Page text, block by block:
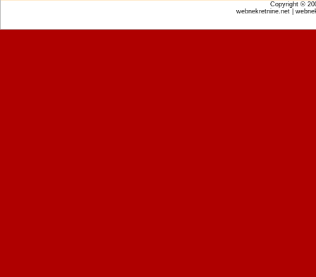
Copyright ©
webnekretnine.net |